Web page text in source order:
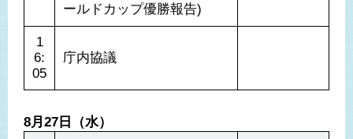
ールドカップ優勝報告)
1
6:
05
庁内協議
8月27日（水）